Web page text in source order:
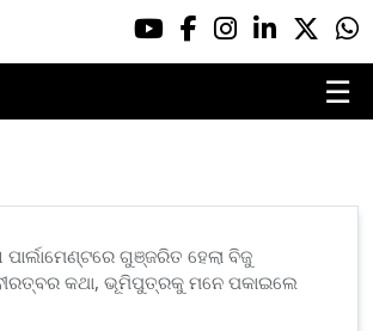
☰
ଗୁଞ୍ଜରିତ ହେଲା ବିଜୁ
କଥା, ଭୂମିପୁତ୍ରକୁ ମନେ ପକାଇଲେ